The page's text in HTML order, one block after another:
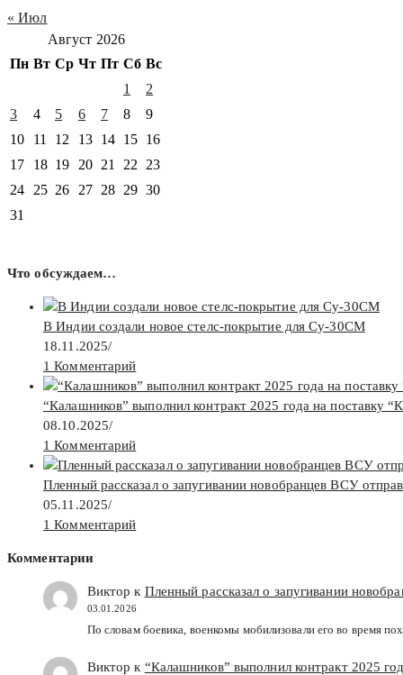
« Июл
Август 2026
Пн Вт Ср Чт Пт Сб Вс
1
2
3
4 5 6 7 8
9
10
11 12 13 14 15 16
17
18 19 20 21 22
23
24
25 26 27 28 29 30
31
Что обсуждаем…
В Индии создали новое стелс-покрытие для Су-30СМ
18.11.2025/
1 Комментарий
“Калашников” выполнил контракт 2025 года на поставку
08.10.2025/
1 Комментарий
Пленный рассказал о запугивании новобранцев ВСУ
05.11.2025/
1 Комментарий
Комментарии
Виктор к Пленный рассказал о запугивании
03.01.2026
По словам боевика, военкомы мобилизовали его во время
Виктор к “Калашников” выполнил контракт 2025